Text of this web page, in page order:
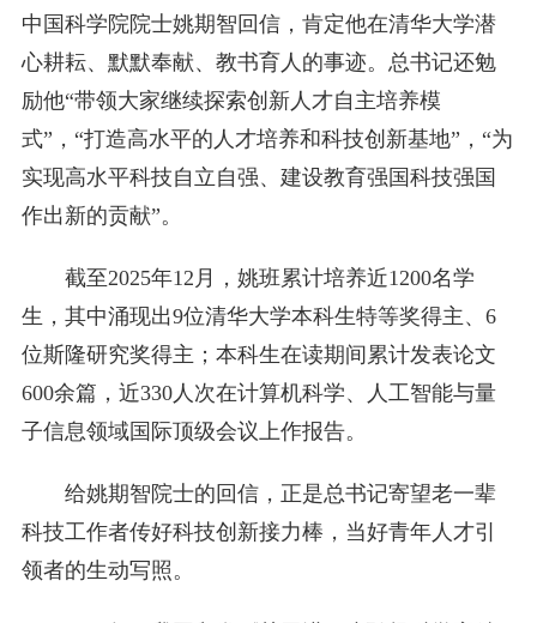
中国科学院院士姚期智回信，肯定他在清华大学潜
心耕耘、默默奉献、教书育人的事迹。总书记还勉
励他“带领大家继续探索创新人才自主培养模
式”，“打造高水平的人才培养和科技创新基地”，“为
实现高水平科技自立自强、建设教育强国科技强国
作出新的贡献”。
截至2025年12月，姚班累计培养近1200名学
生，其中涌现出9位清华大学本科生特等奖得主、6
位斯隆研究奖得主；本科生在读期间累计发表论文
600余篇，近330人次在计算机科学、人工智能与量
子信息领域国际顶级会议上作报告。
给姚期智院士的回信，正是总书记寄望老一辈
科技工作者传好科技创新接力棒，当好青年人才引
领者的生动写照。